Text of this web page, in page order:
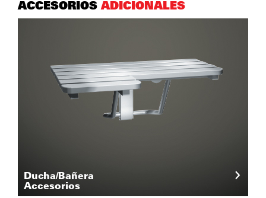
ACCESORIOSADICIONALES
Ducha/Bañera
Accesorios